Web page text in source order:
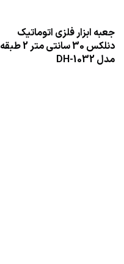
جعبه ابزار فلزی اتوماتیک
دنلکس 30 سانتی متر 2 طبقه
مدل DH-1032